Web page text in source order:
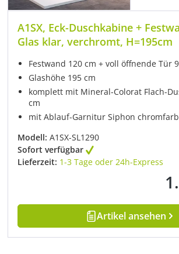
A1SX, Eck-Duschkabine +
Glas klar, verchromt, H=195cm
Festwand 120 cm + voll öffnende Tür
Glashöhe 195 cm
komplett mit Mineral-Colorat Flach-
cm
mit Ablauf-Garnitur Siphon
Modell: A1SX-SL1290
Sofort verfügbar
Lieferzeit: 1-3 Tage oder 24h-Express
Artikel ansehen